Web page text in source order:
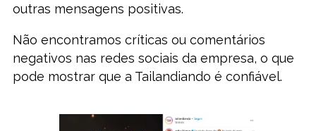
outras mensagens positivas.
Não encontramos críticas ou comentários
negativos nas redes sociais da empresa, o que
pode mostrar que a Tailandiando é confiável.